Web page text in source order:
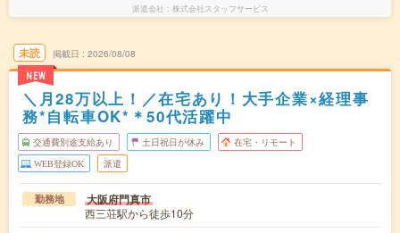
派遣会社 株式会社スタッフサービス
未読
NEW
掲載日 2026/08/08
＼月28万以上！／在宅あり！大手企業×経理事
務*自転車OK*＊50代活躍中
交通費別途支給あり 土日祝日が休み 在宅・リモート
WEB登録OK 派遣
勤務地 大阪府門真市
西三荘駅から徒歩10分